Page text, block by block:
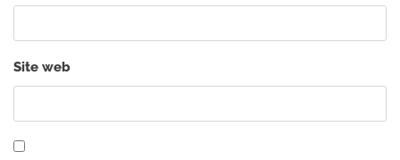
Site web